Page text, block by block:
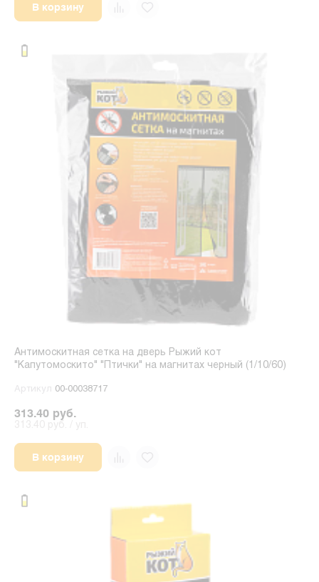
В корзину
Антимоскитная сетка на дверь Рыжий кот
"Капутомоскито" "Птички" на магнитах черный (1/10/60)
Артикул 00-00038717
313.40 руб.
В корзину